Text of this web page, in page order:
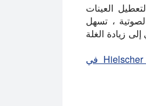
العينات
، تسهل
زيادة الغلة
البروتوكول: ابحث عن تعليمات خطوة بخطوة باستخدام Hielscher Multi-Sample Sonicators في